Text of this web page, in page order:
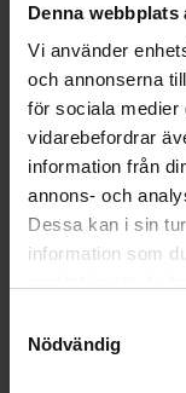
Denna webbplats
Vi använder
och annonserna
för sociala medier
vidarebefordrar
information från
annons- och
Dessa kan i sin
information som
Nödvändig